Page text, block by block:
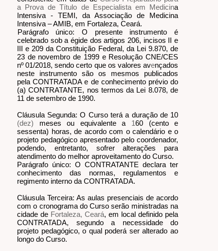
a Prova de Título de Especialista em Medicina
Intensiva - TEMI, da Associação de Medicina
Intensiva – AMIB, em Fortaleza, Ceará.
Parágrafo único: O presente instrumento é
celebrado sob a égide dos artigos 206, incisos II e
III e 209 da Constituição Federal, da Lei 9.870, de
23 de novembro de 1999 e Resolução CNE/CES
nº 01/2018, sendo certo que os valores avençados
neste instrumento são os mesmos publicados
pela CONTRATADA e de conhecimento prévio do
(a) CONTRATANTE, nos termos da Lei 8.078, de
11 de setembro de 1990.
Cláusula Segunda: O Curso terá a duração de 10
(dez) meses ou equivalente a 160 (cento e
sessenta) horas, de acordo com o calendário e o
projeto pedagógico apresentado pelo coordenador,
podendo, entretanto, sofrer alterações para
atendimento do melhor aproveitamento do Curso.
Parágrafo único: O CONTRATANTE declara ter
conhecimento das normas, regulamentos e
regimento interno da CONTRATADA.
Cláusula Terceira: As aulas presenciais de acordo
com o cronograma do Curso serão ministradas na
cidade de Fortaleza, Ceará, em local definido pela
CONTRATADA, segundo a necessidade do
projeto pedagógico, o qual poderá ser alterado ao
longo do Curso.